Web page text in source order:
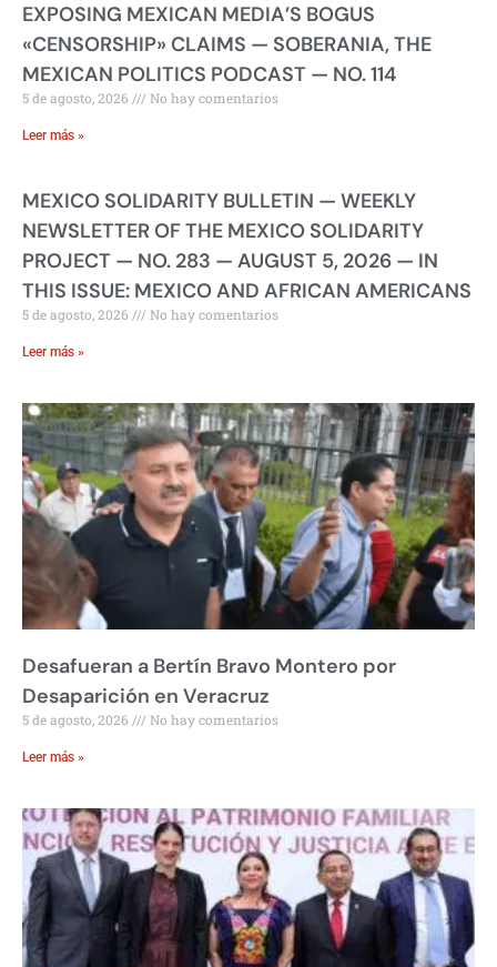
EXPOSING MEXICAN MEDIA’S BOGUS
«CENSORSHIP» CLAIMS — SOBERANIA, THE
MEXICAN POLITICS PODCAST — NO. 114
5 de agosto, 2026 No hay comentarios
Leer más »
MEXICO SOLIDARITY BULLETIN — WEEKLY
NEWSLETTER OF THE MEXICO SOLIDARITY
PROJECT — NO. 283 — AUGUST 5, 2026 — IN
THIS ISSUE: MEXICO AND AFRICAN AMERICANS
5 de agosto, 2026 No hay comentarios
Leer más »
Desafueran a Bertín Bravo Montero por
Desaparición en Veracruz
5 de agosto, 2026 No hay comentarios
Leer más »